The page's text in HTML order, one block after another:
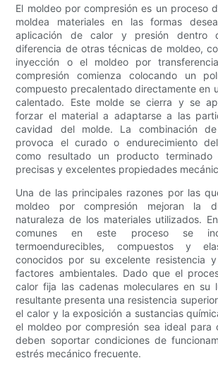
El moldeo por compresión es un proceso
moldea materiales en las formas
aplicación de calor y presión dentro
diferencia de otras técnicas de moldeo,
inyección o el moldeo por
compresión comienza colocando un
compuesto precalentado directamente en
calentado. Este molde se cierra y se
forzar el material a adaptarse a las
cavidad del molde. La combinación
provoca el curado o endurecimiento
como resultado un producto terminado
precisas y excelentes propiedades
Una de las principales razones por las
moldeo por compresión mejoran la
naturaleza de los materiales utilizados.
comunes en este proceso se
termoendurecibles, compuestos y
conocidos por su excelente resistencia
factores ambientales. Dado que el
calor fija las cadenas moleculares en su
resultante presenta una resistencia
el calor y la exposición a sustancias
el moldeo por compresión sea ideal para
deben soportar condiciones de
estrés mecánico frecuente.